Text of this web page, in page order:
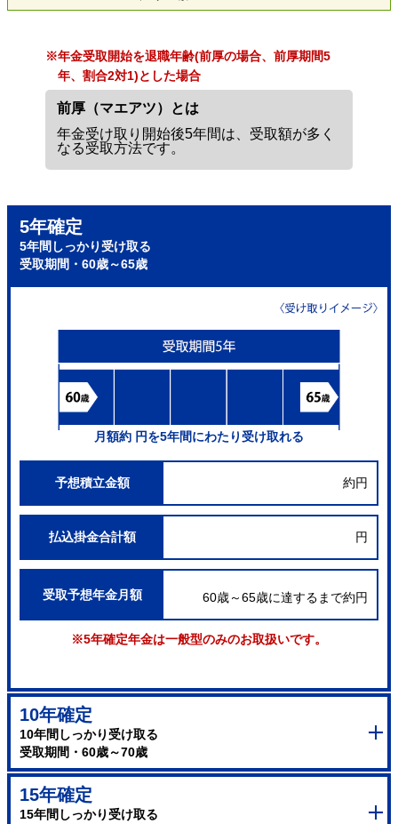
※年金受取開始を退職年齢(前厚の場合、前厚期間5
年、割合2対1)とした場合
前厚（マエアツ）とは
年金受け取り開始後5年間は、受取額が多く
なる受取方法です。
5年確定
5年間しっかり受け取る
受取期間・60歳～65歳
月額約 円を5年間にわたり受け取れる
予想積立金額 約円
払込掛金合計額 円
受取予想年金月額 60歳～65歳に達するまで約円
※5年確定年金は一般型のみのお取扱いです。
10年確定
10年間しっかり受け取る
受取期間・60歳～70歳
15年確定
15年間しっかり受け取る